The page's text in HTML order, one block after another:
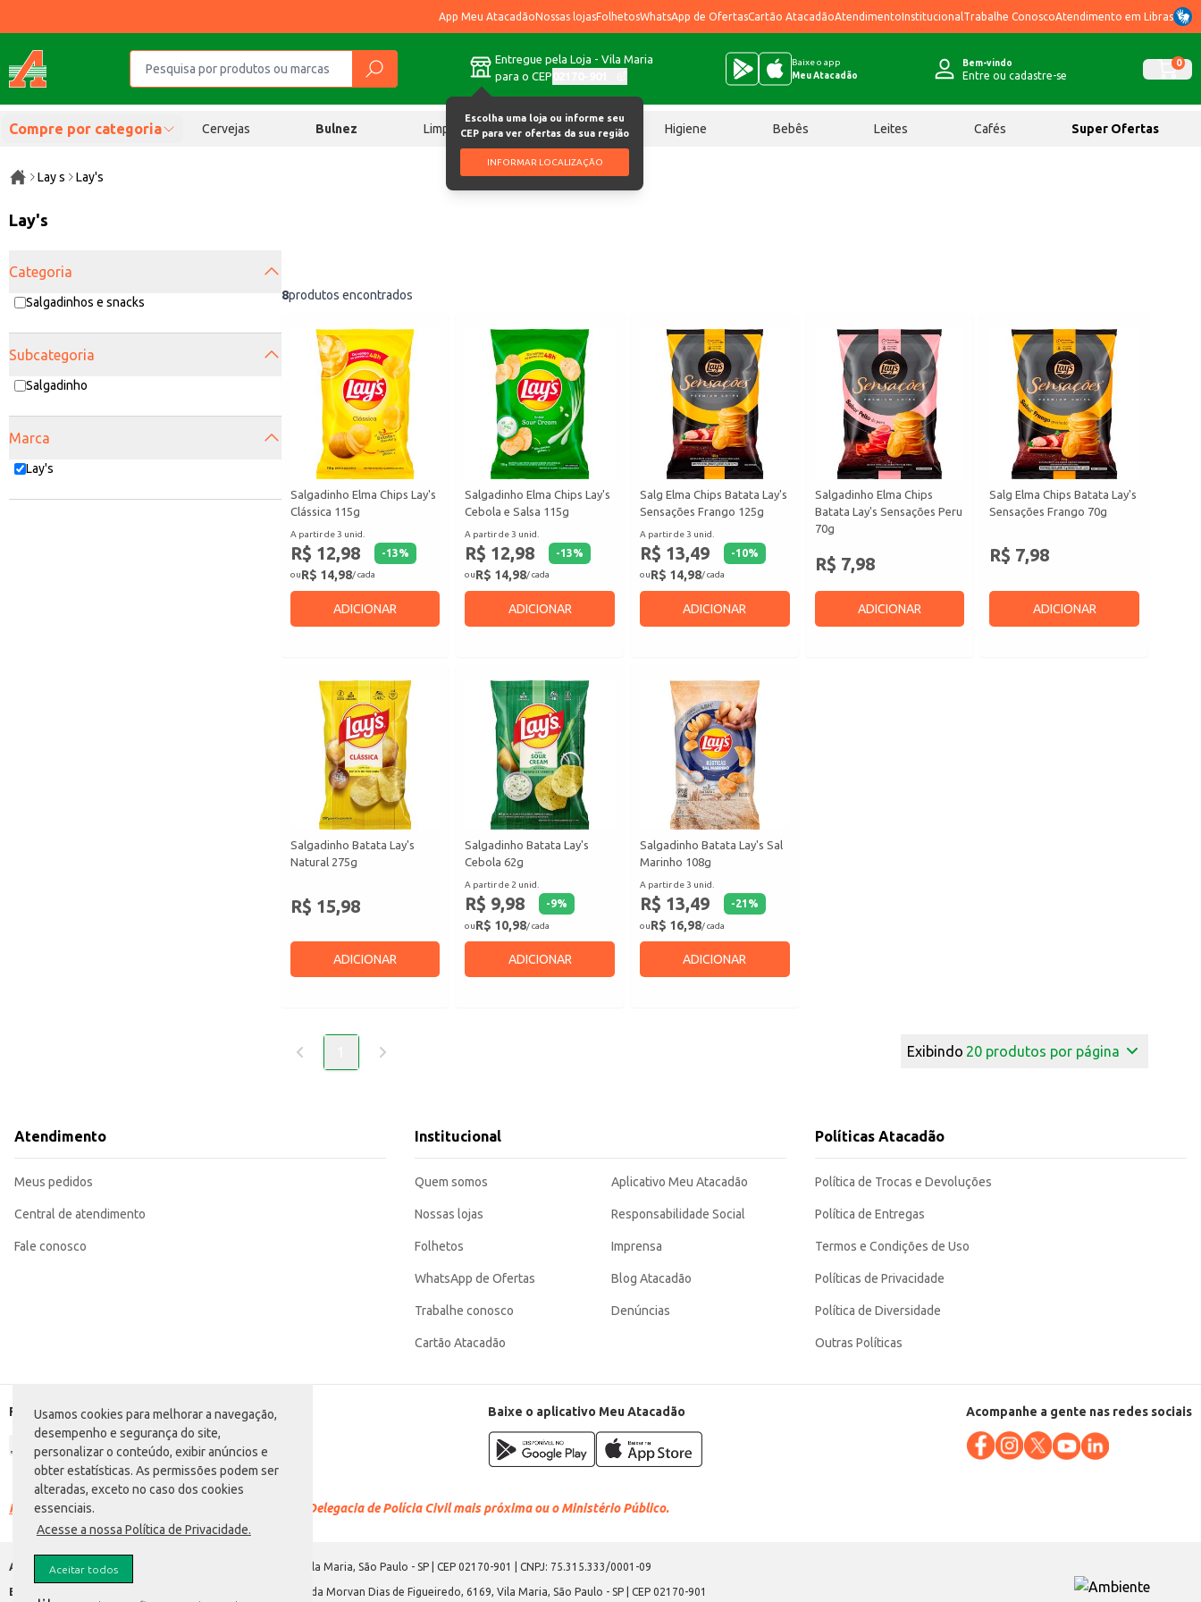
Usamos cookies para melhorar a navegação,
desempenho e segurança do site,
personalizar o conteúdo, exibir anúncios e
obter estatísticas. As permissões podem ser
alteradas, exceto no caso dos cookies
essenciais.
Acesse a nossa Política de Privacidade.
Aceitar todos
App Meu AtacadãoNossas lojasFolhetosWhatsApp de OfertasCartão AtacadãoAtendimentoInstitucional Trabalhe ConoscoAtendimento em Libras
Entregue pela Loja - Vila Maria
para o CEP
Escolha uma loja ou informe seu
CEP para ver ofertas da sua região
INFORMAR LOCALIZAÇÃO
Baixe o app
Meu Atacadão
Bem-vindo
Entre ou cadastre-se
0
Compre por categoria Cervejas Bulnez Limpeza Chocolates Higiene Bebês Leites Cafés Super Ofertas
Lay s Lay's
Lay's
Categoria
Salgadinhos e snacks
Subcategoria
Salgadinho
Marca
Lay's
8produtos encontrados
Salgadinho Elma Chips Lay's
Clássica 115g
A partir de 3 unid.
R$ 12,98 -13%
ouR$ 14,98/ cada
ADICIONAR
Salgadinho Elma Chips Lay's
Cebola e Salsa 115g
A partir de 3 unid.
R$ 12,98 -13%
ouR$ 14,98/ cada
ADICIONAR
Salg Elma Chips Batata Lay's
Sensações Frango 125g
A partir de 3 unid.
R$ 13,49 -10%
ouR$ 14,98/ cada
ADICIONAR
Salgadinho Elma Chips
Batata Lay's Sensações Peru
70g
R$ 7,98
ADICIONAR
Salg Elma Chips Batata Lay's
Sensações Frango 70g
R$ 7,98
ADICIONAR
Salgadinho Batata Lay's
Natural 275g
R$ 15,98
ADICIONAR
Salgadinho Batata Lay's
Cebola 62g
A partir de 2 unid.
R$ 9,98 -9%
ouR$ 10,98/ cada
ADICIONAR
Salgadinho Batata Lay's Sal
Marinho 108g
A partir de 3 unid.
R$ 13,49 -21 %
ouR$ 16,98/ cada
ADICIONAR
Exibindo 20 produtos por página
Atendimento
Meus pedidos
Central de atendimento
Fale conosco
Institucional
Quem somos
Nossas lojas
Folhetos
WhatsApp de Ofertas
Trabalhe conosco
Cartão Atacadão
Aplicativo Meu Atacadão
Responsabilidade Social
Imprensa
Blog Atacadão
Denúncias
Políticas Atacadão
Política de Trocas e Devoluções
Política de Entregas
Termos e Condições de Uso
Políticas de Privacidade
Política de Diversidade
Outras Políticas
Formas de pagamento Baixe o aplicativo Meu Atacadão Acompanhe a gente nas redes sociais
Racismo é crime. Denuncie. Disque 100 ou procure a Delegacia de Polícia Civil mais próxima ou o Ministério Público.
Atacadão S.A. Avenida Morvan Dias de Figueiredo, 6169, Vila Maria, São Paulo - SP | CEP 02170-901 | CNPJ: 75.315.333/0001-09
Envio de documentos administrativos e jurídicos: Avenida Morvan Dias de Figueiredo, 6169, Vila Maria, São Paulo - SP | CEP 02170-901